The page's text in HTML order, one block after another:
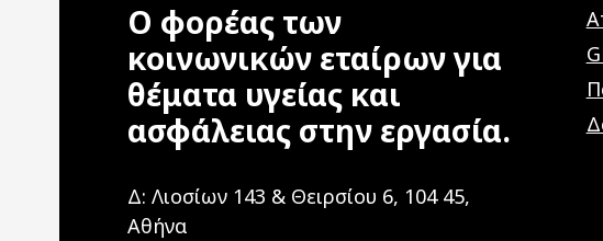
Ο φορέας των
κοινωνικών εταίρων για
θέματα υγείας και
ασφάλειας στην εργασία.
Δ: Λιοσίων 143 & Θειρσίου 6, 104 45,
Αθήνα